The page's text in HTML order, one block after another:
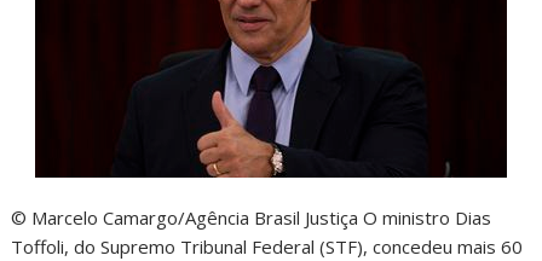
© Marcelo Camargo/Agência Brasil Justiça O ministro Dias
Toffoli, do Supremo Tribunal Federal (STF), concedeu mais 60